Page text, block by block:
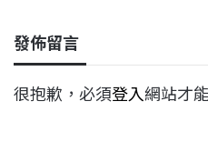
發佈留言
很抱歉，必須登入網站才